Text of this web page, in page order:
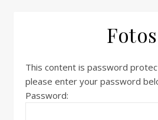
Fotos
This content is password
please enter your password
Password: